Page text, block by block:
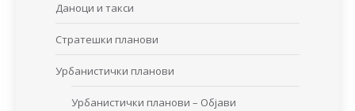
Даноци и такси
Стратешки планови
Урбанистички планови
Урбанистички планови – Објави